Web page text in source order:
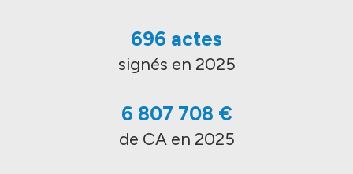
696 actes
signés en 2025
6 807 708 €
de CA en 2025